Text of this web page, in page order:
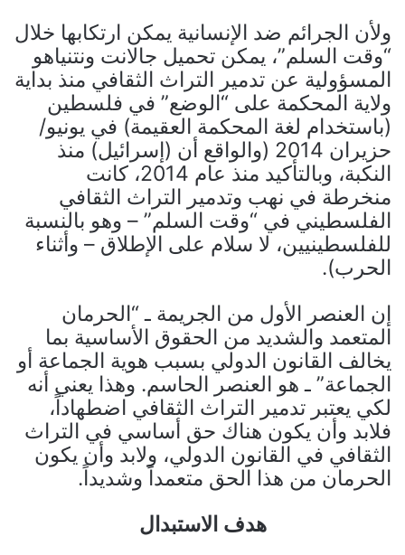
ولأن الجرائم ضد الإنسانية يمكن ارتكابها خلال
“وقت السلم”، يمكن تحميل جالانت ونتنياهو
المسؤولية عن تدمير التراث الثقافي منذ بداية
ولاية المحكمة على “الوضع” في فلسطين
(باستخدام لغة المحكمة العقيمة) في يونيو/
حزيران 2014 (والواقع أن (إسرائيل) منذ
النكبة، وبالتأكيد منذ عام 2014، كانت
منخرطة في نهب وتدمير التراث الثقافي
الفلسطيني في “وقت السلم” – وهو بالنسبة
للفلسطينيين، لا سلام على الإطلاق – وأثناء
الحرب).
إن العنصر الأول من الجريمة ـ “الحرمان
المتعمد والشديد من الحقوق الأساسية بما
يخالف القانون الدولي بسبب هوية الجماعة أو
الجماعة” ـ هو العنصر الحاسم. وهذا يعني أنه
لكي يعتبر تدمير التراث الثقافي اضطهاداً،
فلابد وأن يكون هناك حق أساسي في التراث
الثقافي في القانون الدولي، ولابد وأن يكون
الحرمان من هذا الحق متعمداً وشديداً.
هدف الاستبدال